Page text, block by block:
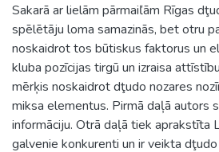
Sakarā ar lielām pārmaiľām Rīgas
spēlētāju loma samazinās, bet otru
noskaidrot tos būtiskus faktorus un
kluba pozīcijas tirgū un izraisa
mērķis noskaidrot dţudo nozares
miksa elementus. Pirmā daļā autors
informāciju. Otrā daļā tiek aprakstīta
galvenie konkurenti un ir veikta